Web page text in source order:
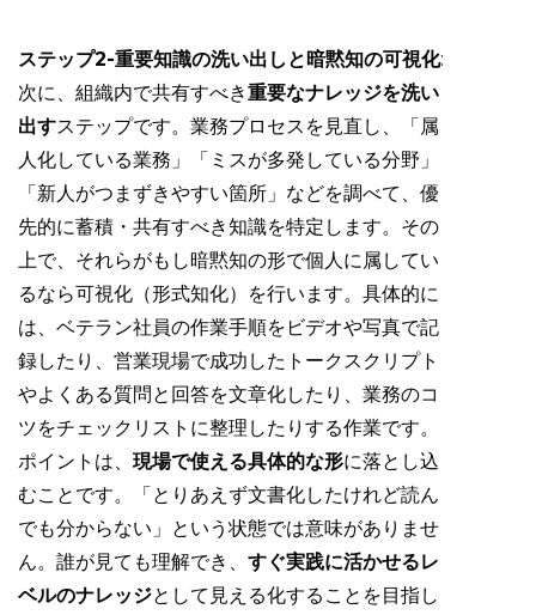
ステップ2-重要知識の洗い出しと暗黙知の可視化:
次に、組織内で共有すべき重要なナレッジを洗い
出すステップです。業務プロセスを見直し、「属
人化している業務」「ミスが多発している分野」
「新人がつまずきやすい箇所」などを調べて、優
先的に蓄積・共有すべき知識を特定します。その
上で、それらがもし暗黙知の形で個人に属してい
るなら可視化（形式知化）を行います。具体的に
は、ベテラン社員の作業手順をビデオや写真で記
録したり、営業現場で成功したトークスクリプト
やよくある質問と回答を文章化したり、業務のコ
ツをチェックリストに整理したりする作業です。
ポイントは、 現場で使える具体的な形に落とし込
むことです。「とりあえず文書化したけれど読ん
でも分からない」という状態では意味がありませ
ん。誰が見ても理解でき、 すぐ実践に活かせるレ
ベルのナレッジとして見える化することを目指し